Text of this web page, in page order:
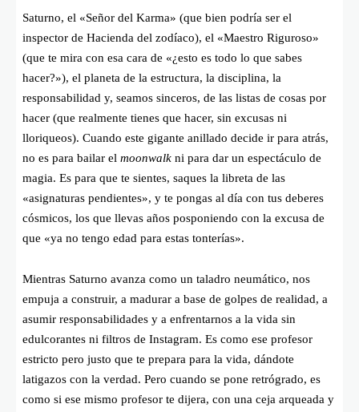
Saturno, el «Señor del Karma» (que bien podría ser el
inspector de Hacienda del zodíaco), el «Maestro Riguroso»
(que te mira con esa cara de «¿esto es todo lo que sabes
hacer?»), el planeta de la estructura, la disciplina, la
responsabilidad y, seamos sinceros, de las listas de cosas por
hacer (que realmente tienes que hacer, sin excusas ni
lloriqueos). Cuando este gigante anillado decide ir para atrás,
no es para bailar el moonwalk ni para dar un espectáculo de
magia. Es para que te sientes, saques la libreta de las
«asignaturas pendientes», y te pongas al día con tus deberes
cósmicos, los que llevas años posponiendo con la excusa de
que «ya no tengo edad para estas tonterías».
Mientras Saturno avanza como un taladro neumático, nos
empuja a construir, a madurar a base de golpes de realidad, a
asumir responsabilidades y a enfrentarnos a la vida sin
edulcorantes ni filtros de Instagram. Es como ese profesor
estricto pero justo que te prepara para la vida, dándote
latigazos con la verdad. Pero cuando se pone retrógrado, es
como si ese mismo profesor te dijera, con una ceja arqueada y